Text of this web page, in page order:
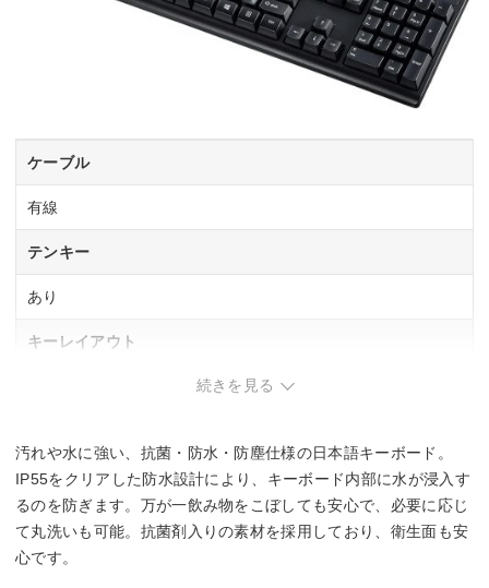
ケーブル
有線
テンキー
あり
キーレイアウト
メンブレン
防水
〇
続きを見る
汚れや水に強い、抗菌・防水・防塵仕様の日本語キーボード。
IP55をクリアした防水設計により、キーボード内部に水が浸入す
るのを防ぎます。万が一飲み物をこぼしても安心で、必要に応じ
て丸洗いも可能。抗菌剤入りの素材を採用しており、衛生面も安
心です。